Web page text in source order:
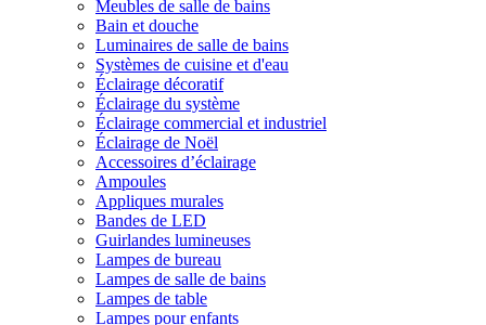
Meubles de salle de bains
Bain et douche
Luminaires de salle de bains
Systèmes de cuisine et d'eau
Éclairage décoratif
Éclairage du système
Éclairage commercial et industriel
Éclairage de Noël
Accessoires d’éclairage
Ampoules
Appliques murales
Bandes de LED
Guirlandes lumineuses
Lampes de bureau
Lampes de salle de bains
Lampes de table
Lampes pour enfants